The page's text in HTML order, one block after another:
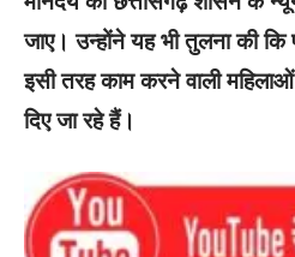
जाए। उन्होंने यह भी तुलना की कि
इसी तरह काम करने वाली
दिए जा रहे हैं।